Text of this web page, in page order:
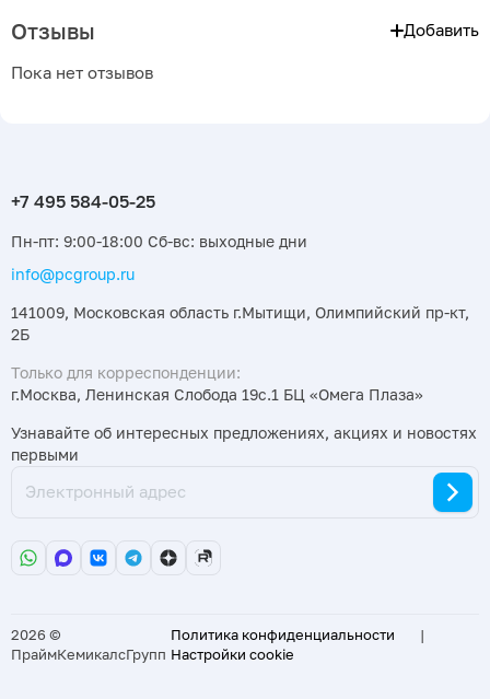
Отзывы Добавить
Пока нет отзывов
Пн-пт: 9:00-18:00 Сб-вс: выходные дни
info@pcgroup.ru
141009, Московская область г.Мытищи, Олимпийский пр-кт,
2Б
Только для корреспонденции:
г.Москва, Ленинская Слобода 19с.1 БЦ «Омега Плаза»
Узнавайте об интересных предложениях, акциях и новостях
первыми
2026 ©
ПраймКемикалсГрупп
Политика конфиденциальности
|
Настройки cookie